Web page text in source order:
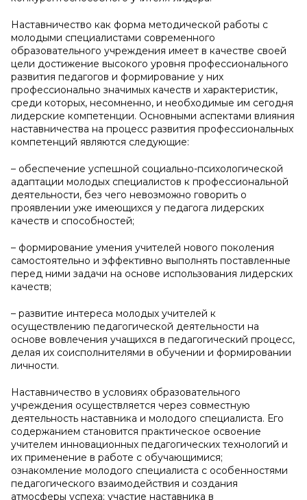
Наставничество как форма методической работы с
молодыми специалистами современного
образовательного учреждения имеет в качестве своей
цели достижение высокого уровня профессионального
развития педагогов и формирование у них
профессионально значимых качеств и характеристик,
среди которых, несомненно, и необходимые им сегодня
лидерские компетенции. Основными аспектами влияния
наставничества на процесс развития профессиональных
компетенций являются следующие:
– обеспечение успешной социально-психологической
адаптации молодых специалистов к профессиональной
деятельности, без чего невозможно говорить о
проявлении уже имеющихся у педагога лидерских
качеств и способностей;
– формирование умения учителей нового поколения
самостоятельно и эффективно выполнять поставленные
перед ними задачи на основе использования лидерских
качеств;
– развитие интереса молодых учителей к
осуществлению педагогической деятельности на
основе вовлечения учащихся в педагогический процесс,
делая их соисполнителями в обучении и формировании
личности.
Наставничество в условиях образовательного
учреждения осуществляется через совместную
деятельность наставника и молодого специалиста. Его
содержанием становится практическое освоение
учителем инновационных педагогических технологий и
их применение в работе с обучающимися;
ознакомление молодого специалиста с особенностями
педагогического взаимодействия и создания
атмосферы успеха; участие наставника в